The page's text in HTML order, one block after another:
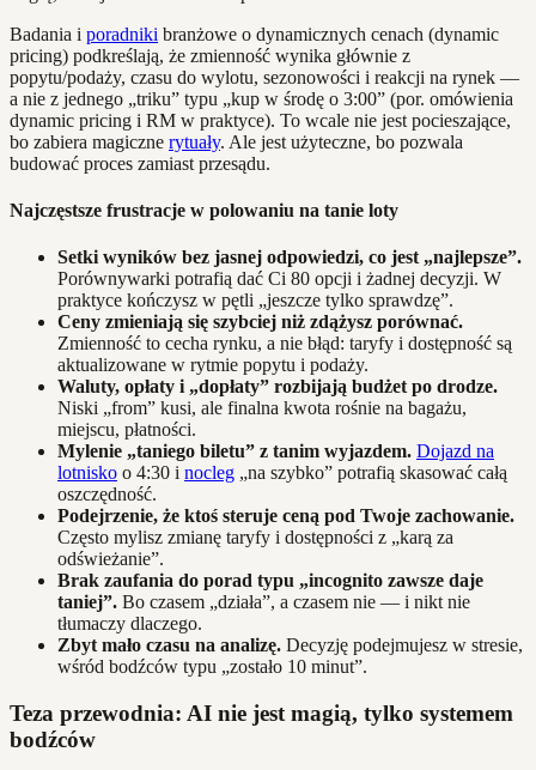
Badania i poradniki branżowe o dynamicznych cenach (dynamic
pricing) podkreślają, że zmienność wynika głównie z
popytu/podaży, czasu do wylotu, sezonowości i reakcji na rynek —
a nie z jednego „triku” typu „kup w środę o 3:00” (por. omówienia
dynamic pricing i RM w praktyce). To wcale nie jest pocieszające,
bo zabiera magiczne rytuały. Ale jest użyteczne, bo pozwala
budować proces zamiast przesądu.
Najczęstsze frustracje w polowaniu na tanie loty
Setki wyników bez jasnej odpowiedzi, co jest „najlepsze”.
Porównywarki potrafią dać Ci 80 opcji i żadnej decyzji. W
praktyce kończysz w pętli „jeszcze tylko sprawdzę”.
Ceny zmieniają się szybciej niż zdążysz porównać.
Zmienność to cecha rynku, a nie błąd: taryfy i dostępność są
aktualizowane w rytmie popytu i podaży.
Waluty, opłaty i „dopłaty” rozbijają budżet po drodze.
Niski „from” kusi, ale finalna kwota rośnie na bagażu,
miejscu, płatności.
Mylenie „taniego biletu” z tanim wyjazdem. Dojazd na
lotnisko o 4:30 i nocleg „na szybko” potrafią skasować całą
oszczędność.
Podejrzenie, że ktoś steruje ceną pod Twoje zachowanie.
Często mylisz zmianę taryfy i dostępności z „karą za
odświeżanie”.
Brak zaufania do porad typu „incognito zawsze daje
taniej”. Bo czasem „działa”, a czasem nie — i nikt nie
tłumaczy dlaczego.
Zbyt mało czasu na analizę. Decyzję podejmujesz w stresie,
wśród bodźców typu „zostało 10 minut”.
Teza przewodnia: AI nie jest magią, tylko systemem
bodźców